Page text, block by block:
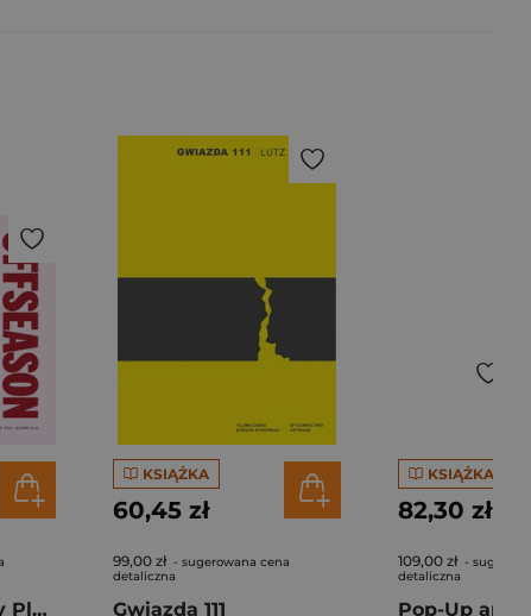
Offseason. Lonely Planet
KSIĄŻKA
60,45 zł
99,00 zł - sugerowana cena
detaliczna
Gwiazda 111
KSIĄŻKA
82,30 zł
109,00 zł -
detaliczna